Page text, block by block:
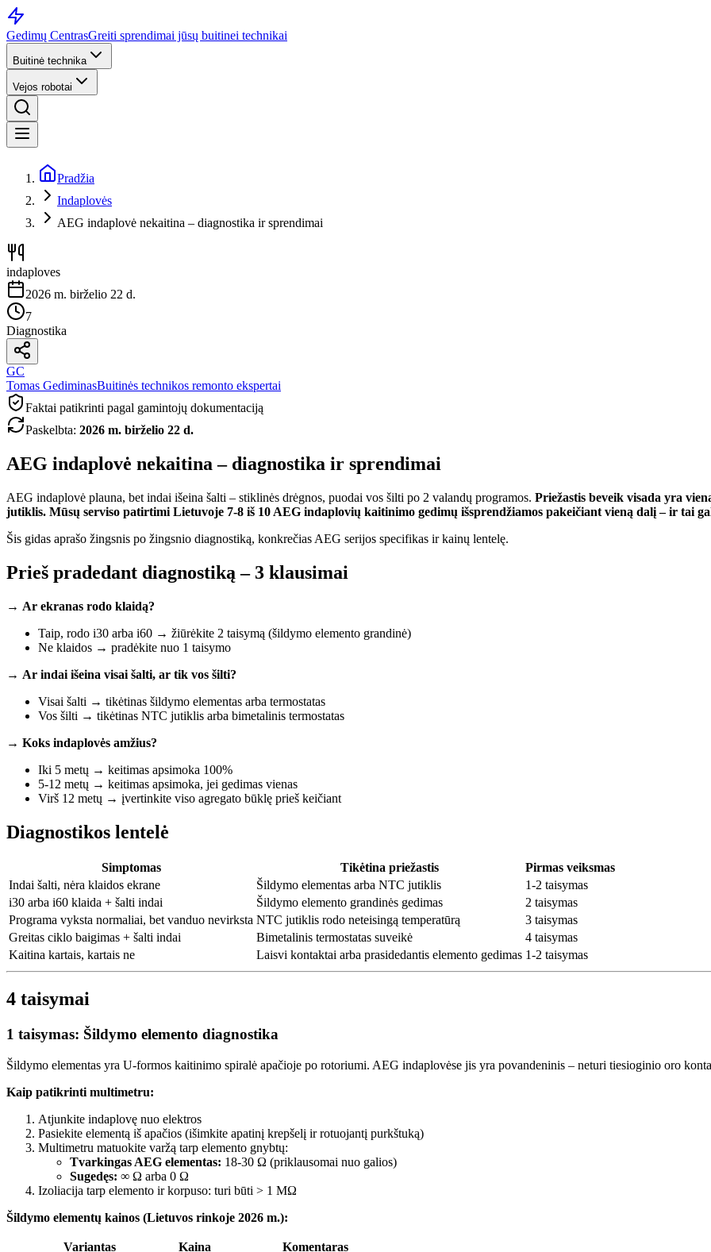
Gedimų CentrasGreiti sprendimai jūsų buitinei technikai
Buitinė technika
Vejos robotai
Pradžia
Indaplovės
AEG indaplovė nekaitina – diagnostika ir sprendimai
indaploves
2026 m. birželio 22 d.
7
Diagnostika
GC
Tomas GediminasBuitinės technikos remonto ekspertai
Faktai patikrinti pagal gamintojų dokumentaciją
Paskelbta: 2026 m. birželio 22 d.
AEG indaplovė nekaitina – diagnostika ir sprendimai
AEG indaplovė plauna, bet indai išeina šalti – stiklinės drėgnos, puodai vos šilti po 2 valandų programos. Priežastis beveik visada yra
jutiklis. Mūsų serviso patirtimi Lietuvoje 7-8 iš 10 AEG indaplovių kaitinimo gedimų išsprendžiamos pakeičiant vieną dalį – ir tai
Šis gidas aprašo žingsnis po žingsnio diagnostiką, konkrečias AEG serijos specifikas ir kainų lentelę.
Prieš pradedant diagnostiką – 3 klausimai
→ Ar ekranas rodo klaidą?
Taip, rodo i30 arba i60 → žiūrėkite 2 taisymą (šildymo elemento grandinė)
Ne klaidos → pradėkite nuo 1 taisymo
→ Ar indai išeina visai šalti, ar tik vos šilti?
Visai šalti → tikėtinas šildymo elementas arba termostatas
Vos šilti → tikėtinas NTC jutiklis arba bimetalinis termostatas
→ Koks indaplovės amžius?
Iki 5 metų → keitimas apsimoka 100%
5-12 metų → keitimas apsimoka, jei gedimas vienas
Virš 12 metų → įvertinkite viso agregato būklę prieš keičiant
Diagnostikos lentelė
Simptomas Tikėtina priežastis
Pirmas veiksmas
Indai šalti, nėra klaidos ekrane
Šildymo elementas arba NTC jutiklis
1-2 taisymas
i30 arba i60 klaida + šalti indai
Šildymo elemento grandinės gedimas
2 taisymas
Programa vyksta normaliai, bet vanduo nevirksta NTC jutiklis rodo neteisingą temperatūrą
3 taisymas
Greitas ciklo baigimas + šalti indai
Bimetalinis termostatas suveikė
4 taisymas
Kaitina kartais, kartais ne
Laisvi kontaktai arba prasidedantis elemento gedimas 1-2 taisymas
4 taisymai
1 taisymas: Šildymo elemento diagnostika
Šildymo elementas yra U-formos kaitinimo spiralė apačioje po rotoriumi. AEG indaplovėse jis yra povandeninis – neturi tiesioginio oro
Kaip patikrinti multimetru:
Atjunkite indaplovę nuo elektros
Pasiekite elementą iš apačios (išimkite apatinį krepšelį ir rotuojantį purkštuką)
Multimetru matuokite varžą tarp elemento gnybtų:
Tvarkingas AEG elementas: 18-30 Ω (priklausomai nuo galios)
Sugedęs: ∞ Ω arba 0 Ω
Izoliacija tarp elemento ir korpuso: turi būti > 1 MΩ
Šildymo elementų kainos (Lietuvos rinkoje 2026 m.):
Variantas Kaina
Komentaras